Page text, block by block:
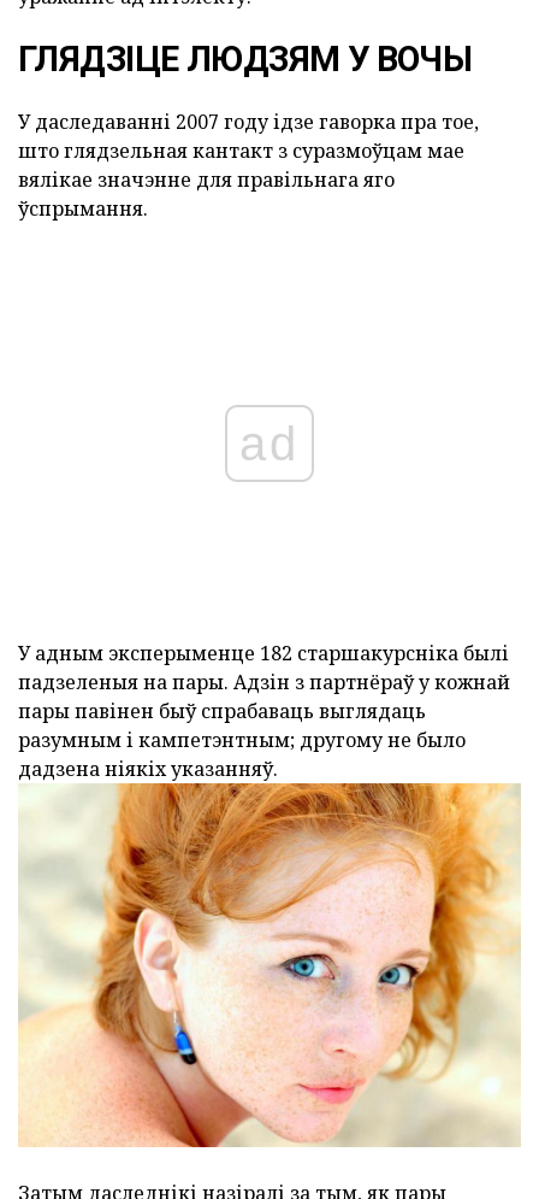
ГЛЯДЗІЦЕ ЛЮДЗЯМ У ВОЧЫ
У даследаванні 2007 году ідзе гаворка пра тое,
што глядзельная кантакт з суразмоўцам мае
вялікае значэнне для правільнага яго
ўспрымання.
ad
У адным эксперыменце 182 старшакурсніка былі
падзеленыя на пары. Адзін з партнёраў у кожнай
пары павінен быў спрабаваць выглядаць
разумным і кампетэнтным; другому не было
дадзена ніякіх указанняў.
Затым даследнікі назіралі за тым, як пары